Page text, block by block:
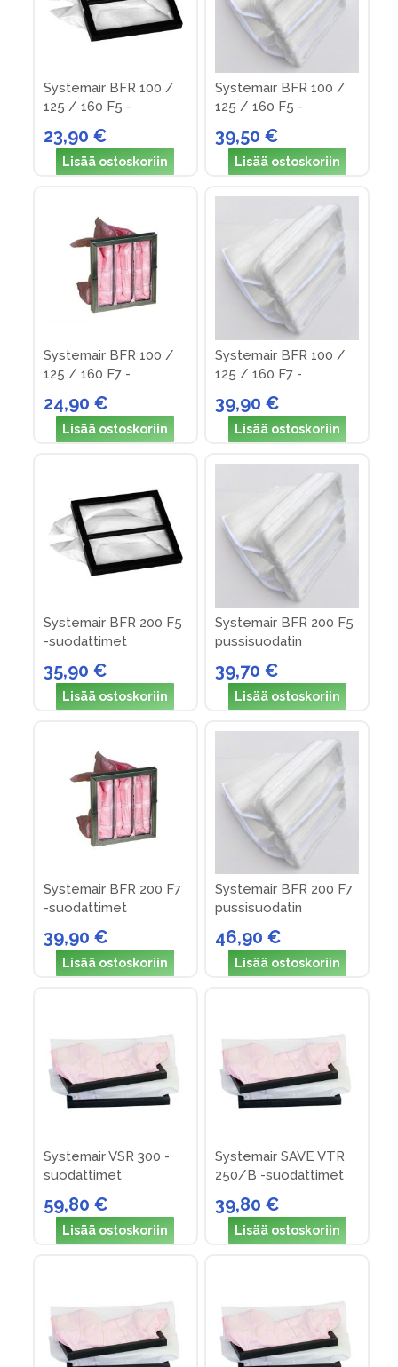
Systemair BFR 100 /
125 / 160 F5 -
suodattimet
23,90 €
Lisää ostoskoriin
Systemair BFR 100 /
125 / 160 F5 -
suodattimet
(rautalankakehys)
39,50 €
Lisää ostoskoriin
Systemair BFR 100 /
125 / 160 F7 -
suodattimet
24,90 €
Lisää ostoskoriin
Systemair BFR 100 /
125 / 160 F7 -
suodattimet
(rautalankakehys)
39,90 €
Lisää ostoskoriin
Systemair BFR 200 F5
-suodattimet
35,90 €
Lisää ostoskoriin
Systemair BFR 200 F5
pussisuodatin
39,70 €
Lisää ostoskoriin
Systemair BFR 200 F7
-suodattimet
39,90 €
Lisää ostoskoriin
Systemair BFR 200 F7
pussisuodatin
(rautalankakehys)
46,90 €
Lisää ostoskoriin
Systemair VSR 300 -
suodattimet
59,80 €
Lisää ostoskoriin
Systemair SAVE VTR
250/B -suodattimet
39,80 €
Lisää ostoskoriin